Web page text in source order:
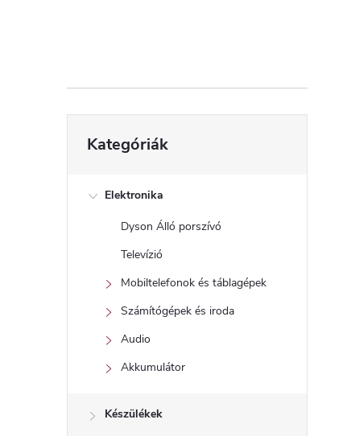
l
sátugrása
Kategóriák
Elektronika
Dyson Álló porszívó
Televízió
Mobiltelefonok és táblagépek
Számítógépek és iroda
Audio
Akkumulátor
Készülékek